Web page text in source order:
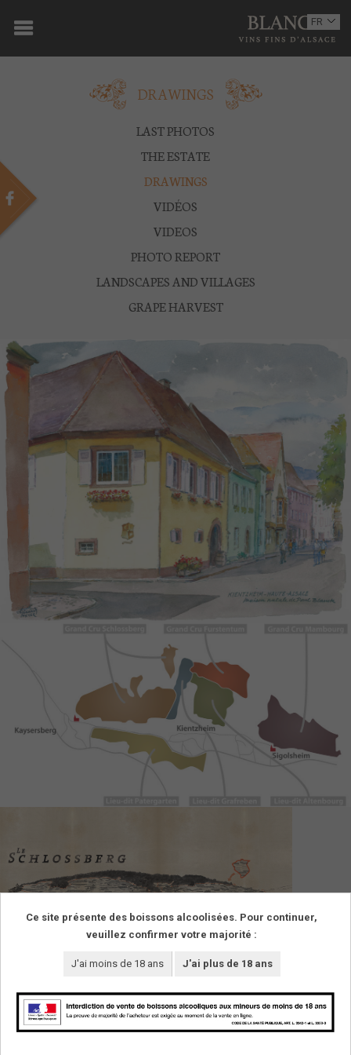
THE DOMAINE
WINE WORKSHOPS
THE WINES
MULTIMEDIA
PRESS
PARTNERS
NEWS
CONTACT
FR
EN
DRAWINGS
LAST PHOTOS
THE ESTATE
DRAWINGS
VIDÉOS
VIDEOS
PHOTO REPORT
LANDSCAPES AND VILLAGES
GRAPE HARVEST
SUIVEZ-NOUS !
Ce site présente des boissons alcoolisées. Pour continuer,
veuillez confirmer votre majorité :
J'ai moins de 18 ans J'ai plus de 18 ans